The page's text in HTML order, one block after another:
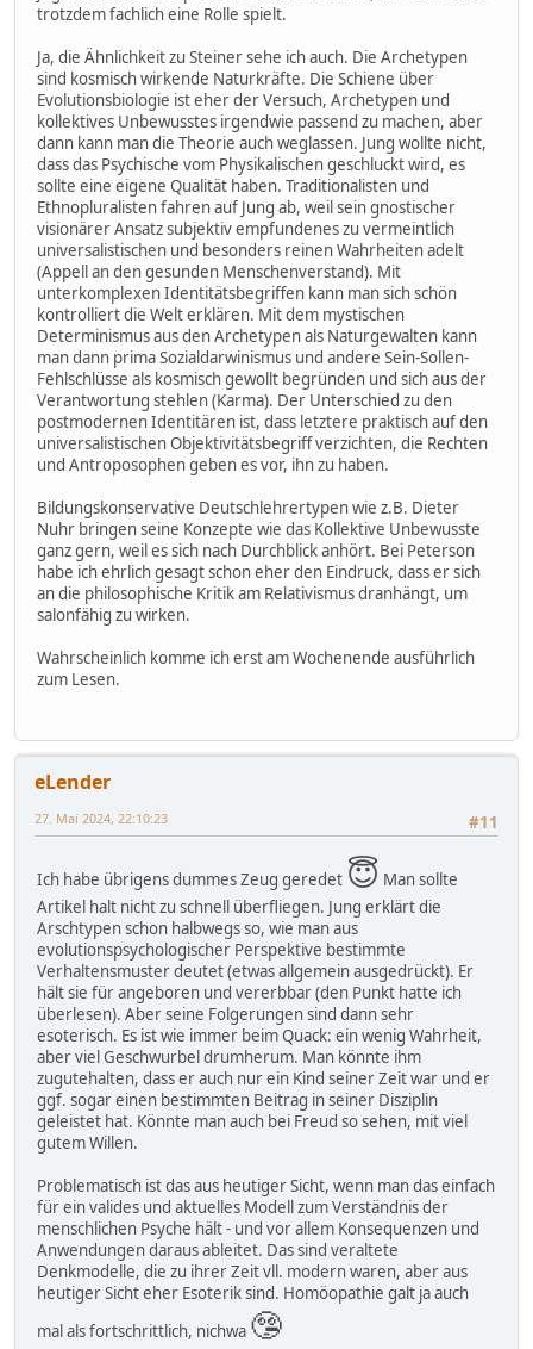
trotzdem fachlich eine Rolle spielt.
Ja, die Ähnlichkeit zu Steiner sehe ich auch. Die Archetypen
sind kosmisch wirkende Naturkräfte. Die Schiene über
Evolutionsbiologie ist eher der Versuch, Archetypen und
kollektives Unbewusstes irgendwie passend zu machen, aber
dann kann man die Theorie auch weglassen. Jung wollte nicht,
dass das Psychische vom Physikalischen geschluckt wird, es
sollte eine eigene Qualität haben. Traditionalisten und
Ethnopluralisten fahren auf Jung ab, weil sein gnostischer
visionärer Ansatz subjektiv empfundenes zu vermeintlich
universalistischen und besonders reinen Wahrheiten adelt
(Appell an den gesunden Menschenverstand). Mit
unterkomplexen Identitätsbegriffen kann man sich schön
kontrolliert die Welt erklären. Mit dem mystischen
Determinismus aus den Archetypen als Naturgewalten kann
man dann prima Sozialdarwinismus und andere Sein-Sollen-
Fehlschlüsse als kosmisch gewollt begründen und sich aus der
Verantwortung stehlen (Karma). Der Unterschied zu den
postmodernen Identitären ist, dass letztere praktisch auf den
universalistischen Objektivitätsbegriff verzichten, die Rechten
und Antroposophen geben es vor, ihn zu haben.
Bildungskonservative Deutschlehrertypen wie z.B. Dieter
Nuhr bringen seine Konzepte wie das Kollektive Unbewusste
ganz gern, weil es sich nach Durchblick anhört. Bei Peterson
habe ich ehrlich gesagt schon eher den Eindruck, dass er sich
an die philosophische Kritik am Relativismus dranhängt, um
salonfähig zu wirken.
Wahrscheinlich komme ich erst am Wochenende ausführlich
zum Lesen.
eLender
#11
27. Mai 2024, 22:10:23
Ich habe übrigens dummes Zeug geredet 😇 Man sollte
Artikel halt nicht zu schnell überfliegen. Jung erklärt die
Arschtypen schon halbwegs so, wie man aus
evolutionspsychologischer Perspektive bestimmte
Verhaltensmuster deutet (etwas allgemein ausgedrückt). Er
hält sie für angeboren und vererbbar (den Punkt hatte ich
überlesen). Aber seine Folgerungen sind dann sehr
esoterisch. Es ist wie immer beim Quack: ein wenig Wahrheit,
aber viel Geschwurbel drumherum. Man könnte ihm
zugutehalten, dass er auch nur ein Kind seiner Zeit war und er
ggf. sogar einen bestimmten Beitrag in seiner Disziplin
geleistet hat. Könnte man auch bei Freud so sehen, mit viel
gutem Willen.
Problematisch ist das aus heutiger Sicht, wenn man das einfach
für ein valides und aktuelles Modell zum Verständnis der
menschlichen Psyche hält - und vor allem Konsequenzen und
Anwendungen daraus ableitet. Das sind veraltete
Denkmodelle, die zu ihrer Zeit vll. modern waren, aber aus
heutiger Sicht eher Esoterik sind. Homöopathie galt ja auch
mal als fortschrittlich, nichwa 🤥